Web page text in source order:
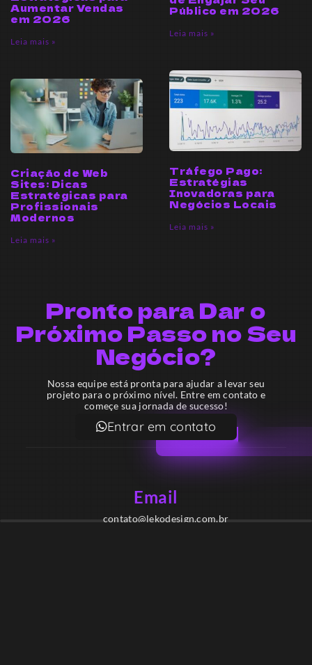
Aumentar Vendas
em 2026
Leia mais »
Público em 2026
Leia mais »
Criação de Web
Sites: Dicas
Estratégicas para
Profissionais
Modernos
Leia mais »
Tráfego Pago:
Estratégias
Inovadoras para
Negócios Locais
Leia mais »
Pronto para Dar o
Próximo Passo no Seu
Negócio?
Nossa equipe está pronta para ajudar a levar seu
projeto para o próximo nível. Entre em contato e
começe sua jornada de sucesso!
Entrar em contato
Email
contato@lekodesign.com.br